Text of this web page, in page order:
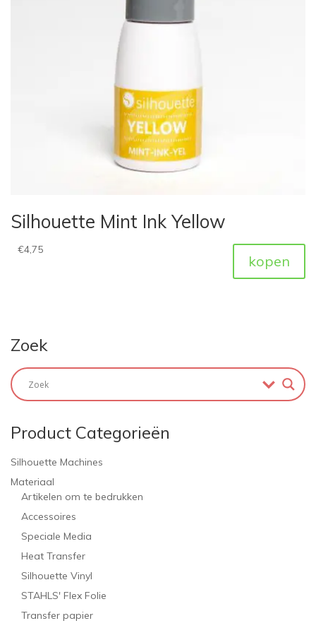
Silhouette Mint Ink Yellow
€4,75
kopen
Zoek
Product Categorieën
Silhouette Machines
Materiaal
Artikelen om te bedrukken
Accessoires
Speciale Media
Heat Transfer
Silhouette Vinyl
STAHLS' Flex Folie
Transfer papier